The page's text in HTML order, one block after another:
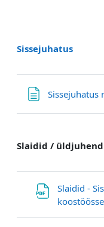
Sissejuhatus
Sissejuhatus
Slaidid /
Slaidid -
koostöösse